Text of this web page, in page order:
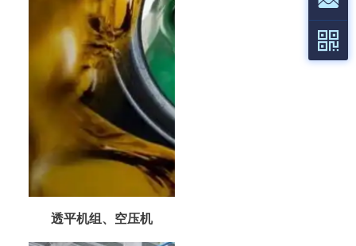
透平机组、空压机